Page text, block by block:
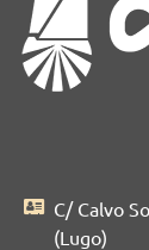
C/ Calvo
(Lugo)